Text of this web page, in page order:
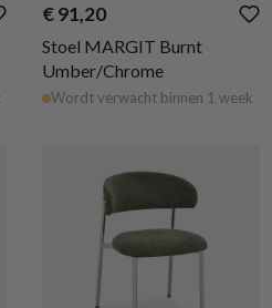
€ 91,20
Stoel MARGIT Burnt
Umber/Chrome
Wordt verwacht binnen 1 week